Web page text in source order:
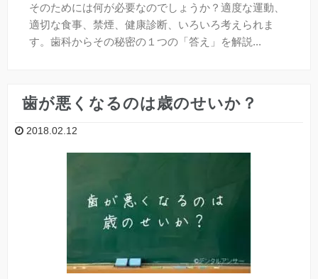
よく頂くご質問
そのためには何が必要なのでしょうか？適度な運動、
適切な食事、禁煙、健康診断、いろいろ考えられま
す。歯科からその秘密の１つの「答え」を解説...
歯が悪くなるのは歳のせいか？
2018.02.12